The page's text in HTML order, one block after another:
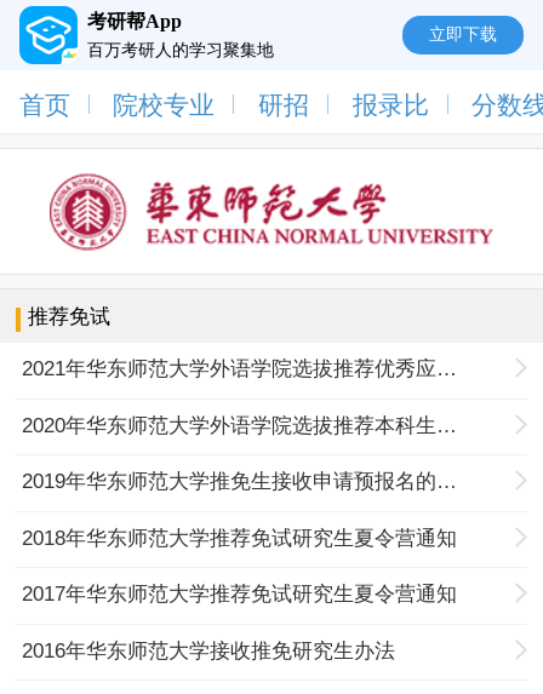
考研帮App
百万考研人的学习聚集地
立即下载
首页 院校专业 研招 报录比 分数
推荐免试
2021年华东师范大学外语学院选拔推荐优秀应届本科毕业生免试直升研究生工作细则
2020年华东师范大学外语学院选拔推荐本科生免试直升研究生资格工作细则
2019年华东师范大学推免生接收申请预报名的通知
2018年华东师范大学推荐免试研究生夏令营通知
2017年华东师范大学推荐免试研究生夏令营通知
2016年华东师范大学接收推免研究生办法